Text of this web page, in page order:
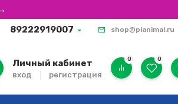
89222919007 shop@planimal.ru
Личный кабинет
вход регистрация
0 0